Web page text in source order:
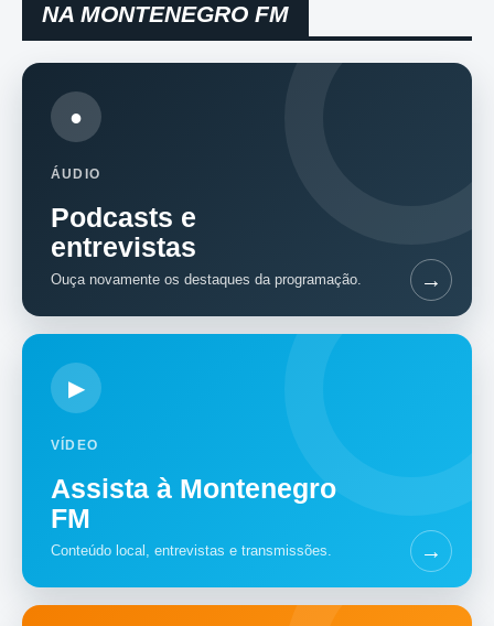
NA MONTENEGRO FM
●
ÁUDIO
Podcasts e
entrevistas
Ouça novamente os destaques da programação. →
▶
VÍDEO
Assista à Montenegro
FM
Conteúdo local, entrevistas e transmissões. →